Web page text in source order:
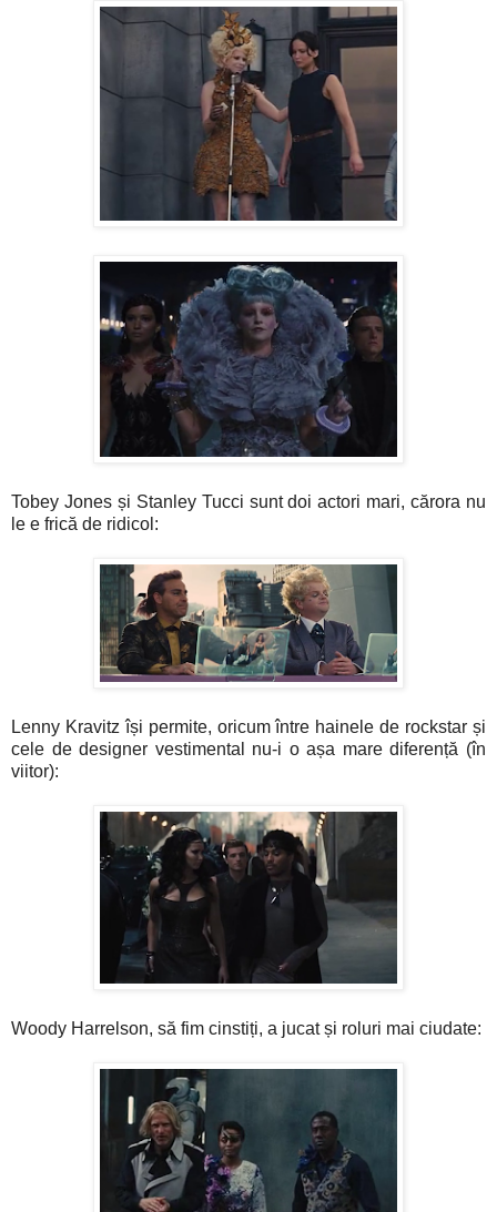
Tobey Jones și Stanley Tucci sunt doi actori mari, cărora nu
le e frică de ridicol:
Lenny Kravitz își permite, oricum între hainele de rockstar și
cele de designer vestimental nu-i o așa mare diferență (în
viitor):
Woody Harrelson, să fim cinstiți, a jucat și roluri mai ciudate: